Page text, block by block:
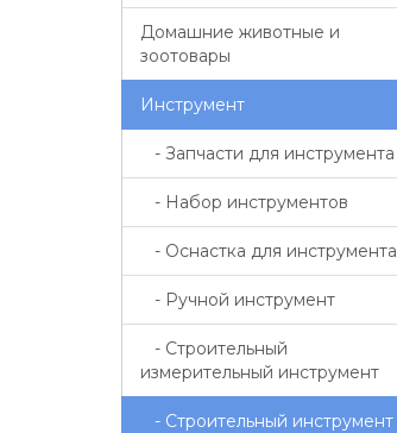
Домашние животные и
зоотовары
Инструмент
- Запчасти для инструмента
- Набор инструментов
- Оснастка для инструмента
- Ручной инструмент
- Строительный
измерительный инструмент
- Строительный инструмент